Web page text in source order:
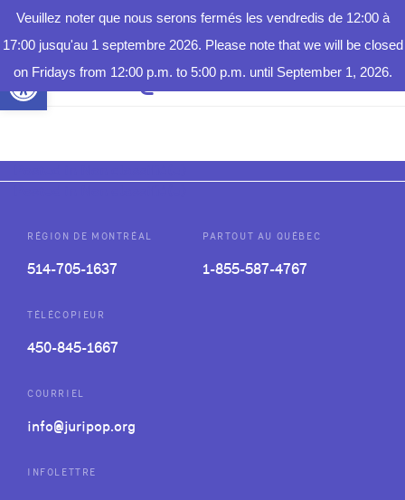
Veuillez noter que nous serons fermés les vendredis de 12:00 à
17:00 jusqu'au 1 septembre 2026. Please note that we will be closed
on Fridays from 12:00 p.m. to 5:00 p.m. until September 1, 2026.
Ouvrir la barre d’outils
FAIRE
UN DON
AUTEUR/AUTRICE :
RLEGAULT@JURIPOP.ORG
JURI COURSE 2026
Posted on juin 6, 2026juillet 6, 2026 rlegault@juripop.org
SOIRÉE-BÉNÉFICE 2026
Posted on mai 20, 2026 juin 30, 2026 rlegault@juripop.org
RÉGION DE MONTRÉAL
514-705-1637
PARTOUT AU QUÉBEC
1-855-587-4767
TÉLÉCOPIEUR
450-845-1667
COURRIEL
info@juripop.org
INFOLETTRE